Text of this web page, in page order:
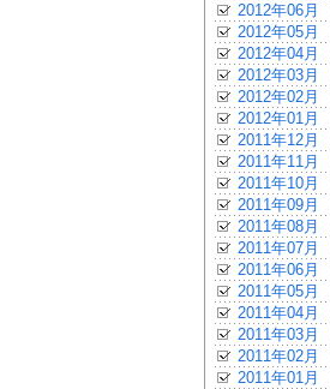
2012年06月
2012年05月
2012年04月
2012年03月
2012年02月
2012年01月
2011年12月
2011年11月
2011年10月
2011年09月
2011年08月
2011年07月
2011年06月
2011年05月
2011年04月
2011年03月
2011年02月
2011年01月